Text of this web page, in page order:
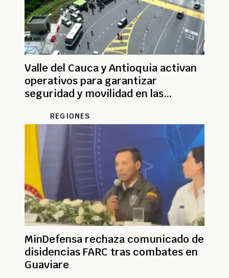
Valle del Cauca y Antioquia activan
operativos para garantizar
seguridad y movilidad en las
REGIONES
MinDefensa rechaza comunicado de
disidencias FARC tras combates en
Guaviare